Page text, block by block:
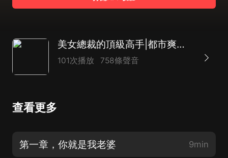
美女總裁的頂級高手|都市爽文|AI多播
101次播放 758條聲音
查看更多
第一章，你就是我老婆 9min